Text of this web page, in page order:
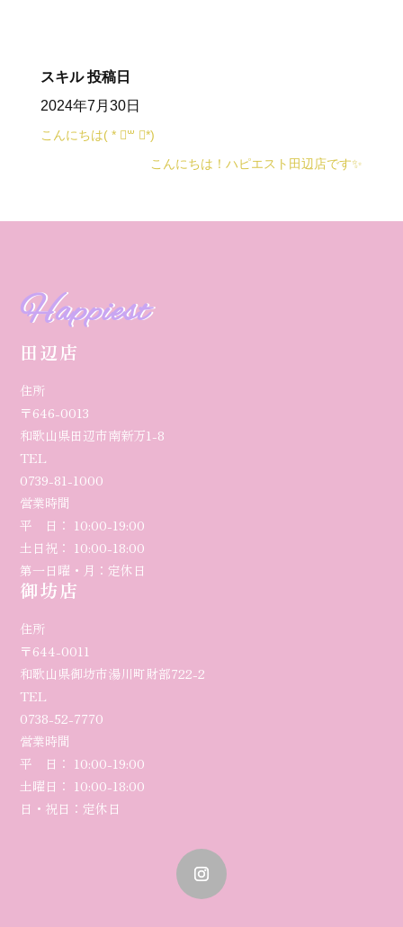
スキル 投稿日
2024年7月30日
こんにちは( * ॑꒳ ॑*)
こんにちは！ハピエスト田辺店です✨
Happiest
田辺店
住所
〒646-0013
和歌山県田辺市南新万1-8
TEL
0739-81-1000
営業時間
平 日： 10:00-19:00
土日祝： 10:00-18:00
第一日曜・月：定休日
御坊店
住所
〒644-0011
和歌山県御坊市湯川町財部722-2
TEL
0738-52-7770
営業時間
平 日： 10:00-19:00
土曜日 ： 10:00-18:00
日・祝日：定休日